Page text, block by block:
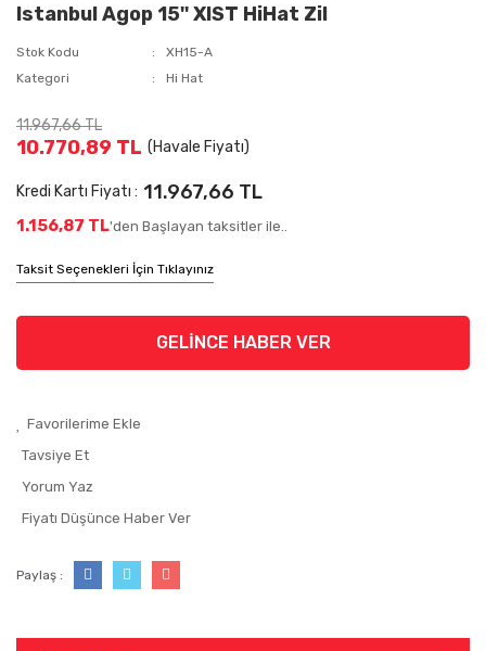
Istanbul Agop 15'' XIST HiHat Zil
Stok Kodu
XH15-A
Kategori
Hi Hat
11.967,66 TL
10.770,89 TL (Havale Fiyatı)
Kredi Kartı Fiyatı : 11.967,66 TL
1.156,87 TL'den Başlayan taksitler ile..
Taksit Seçenekleri İçin Tıklayınız
GELİNCE HABER VER
Tavsiye Et
Yorum Yaz
Fiyatı Düşünce Haber Ver
Paylaş :